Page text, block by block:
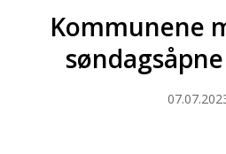
Kommunene